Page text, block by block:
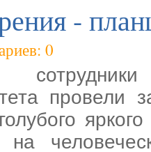
-
0
провели
на